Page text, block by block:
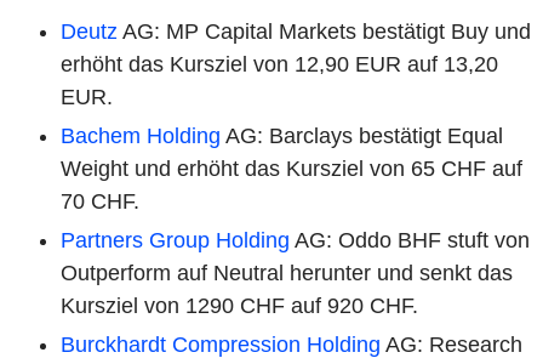
Deutz AG: MP Capital Markets bestätigt Buy und
erhöht das Kursziel von 12,90 EUR auf 13,20
EUR.
Bachem Holding AG: Barclays bestätigt Equal
Weight und erhöht das Kursziel von 65 CHF auf
70 CHF.
Partners Group Holding AG: Oddo BHF stuft von
Outperform auf Neutral herunter und senkt das
Kursziel von 1290 CHF auf 920 CHF.
Burckhardt Compression Holding AG: Research